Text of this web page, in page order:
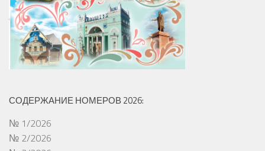
СОДЕРЖАНИЕ НОМЕРОВ 2026:
№ 1/2026
№ 2/2026